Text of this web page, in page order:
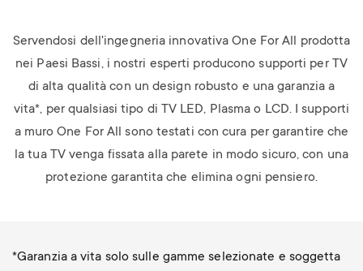
Servendosi dell'ingegneria innovativa One For All prodotta
nei Paesi Bassi, i nostri esperti producono supporti per TV
di alta qualità con un design robusto e una garanzia a
vita*, per qualsiasi tipo di TV LED, Plasma o LCD. I supporti
a muro One For All sono testati con cura per garantire che
la tua TV venga fissata alla parete in modo sicuro, con una
protezione garantita che elimina ogni pensiero.
*Garanzia a vita solo sulle gamme selezionate e soggetta